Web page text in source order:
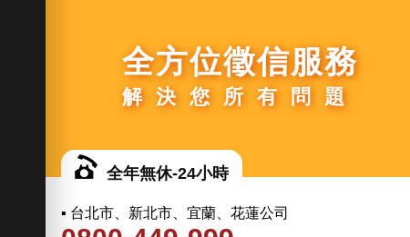
全方位徵信服務
解決您所有問題
全年無休-24小時
▪ 台北市、新北市、宜蘭、花蓮公司